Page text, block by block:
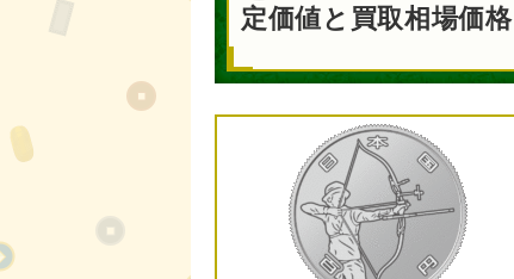
定価値と買取相場価格